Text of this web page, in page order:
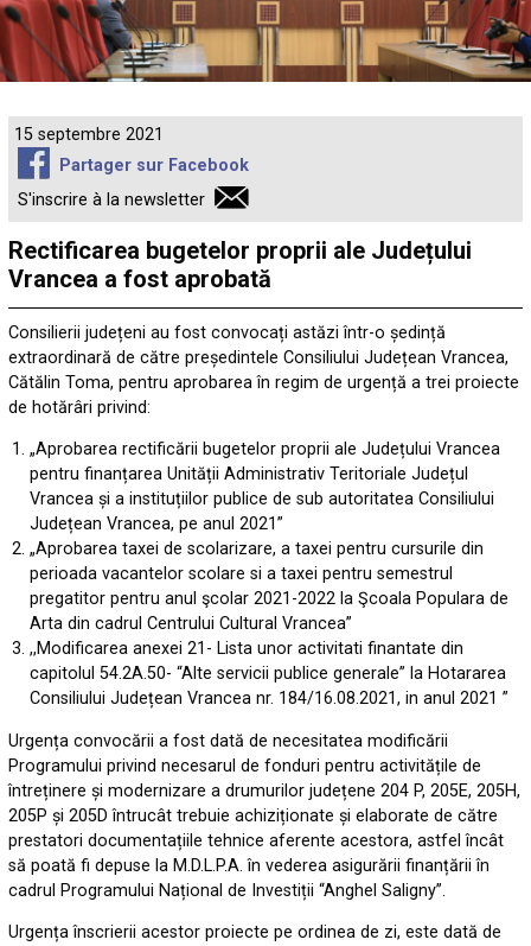
15 septembre 2021
Partager sur Facebook
S'inscrire à la newsletter
Rectificarea bugetelor proprii ale Județului
Vrancea a fost aprobată
Consilierii județeni au fost convocați astăzi într-o ședință
extraordinară de către președintele Consiliului Județean Vrancea,
Cătălin Toma, pentru aprobarea în regim de urgență a trei proiecte
de hotărâri privind:
„Aprobarea rectificării bugetelor proprii ale Județului Vrancea
pentru finanțarea Unității Administrativ Teritoriale Județul
Vrancea și a instituțiilor publice de sub autoritatea Consiliului
Județean Vrancea, pe anul 2021”
„Aprobarea taxei de scolarizare, a taxei pentru cursurile din
perioada vacantelor scolare si a taxei pentru semestrul
pregatitor pentru anul şcolar 2021-2022 la Şcoala Populara de
Arta din cadrul Centrului Cultural Vrancea”
,,Modificarea anexei 21- Lista unor activitati finantate din
capitolul 54.2A.50- “Alte servicii publice generale” la Hotararea
Consiliului Județean Vrancea nr. 184/16.08.2021, in anul 2021 ”
Urgența convocării a fost dată de necesitatea modificării
Programului privind necesarul de fonduri pentru activitățile de
întreținere și modernizare a drumurilor județene 204 P, 205E, 205H,
205P și 205D întrucât trebuie achiziționate și elaborate de către
prestatori documentațiile tehnice aferente acestora, astfel încât
să poată fi depuse la M.D.L.P.A. în vederea asigurării finanțării în
cadrul Programului Național de Investiții “Anghel Saligny”.
Urgența înscrierii acestor proiecte pe ordinea de zi, este dată de